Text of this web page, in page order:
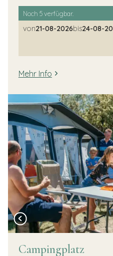
Noch5verfügbar.
von21-08-2026bis24-08-
Mehr Info
Campingplatz